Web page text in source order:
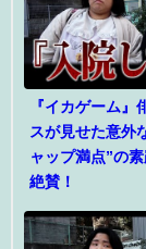
『イカゲーム』
スが見せた意外
ャップ満点”の
絶賛！